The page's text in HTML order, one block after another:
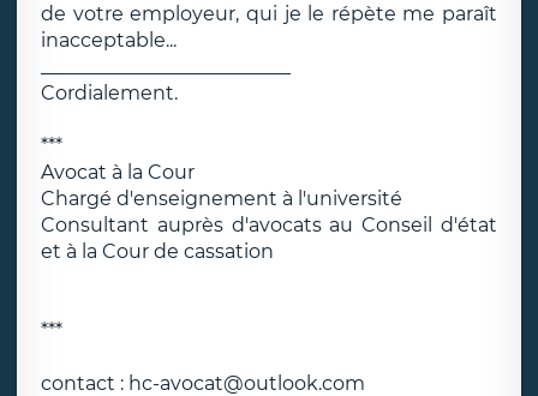
de votre employeur, qui je le répète me paraît
inacceptable...
Cordialement.
***
Avocat à la Cour
Chargé d'enseignement à l'université
Consultant auprès d'avocats au Conseil d'état
et à la Cour de cassation
***
contact : hc-avocat@outlook.com